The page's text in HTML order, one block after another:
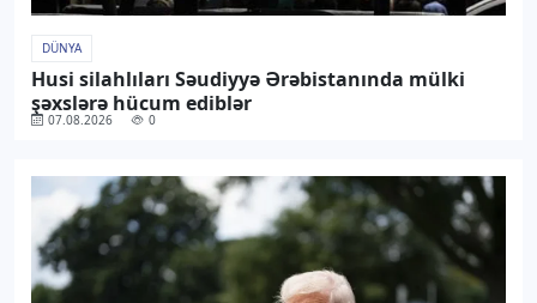
DÜNYA
Husi silahlıları Səudiyyə Ərəbistanında mülki
şəxslərə hücum ediblər
07.08.2026 0